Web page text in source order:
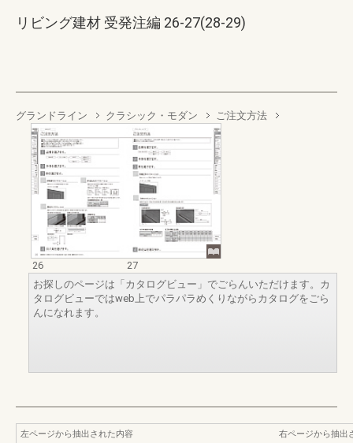
リビング建材 受発注編 26-27(28-29)
グランドライン クラシック・モダン ご注文方法
26
27
お探しのページは「カタログビュー」でごらんいただけます。カ
タログビューではweb上でパラパラめくりながらカタログをごら
んになれます。
左ページから抽出された内容
右ページから抽出